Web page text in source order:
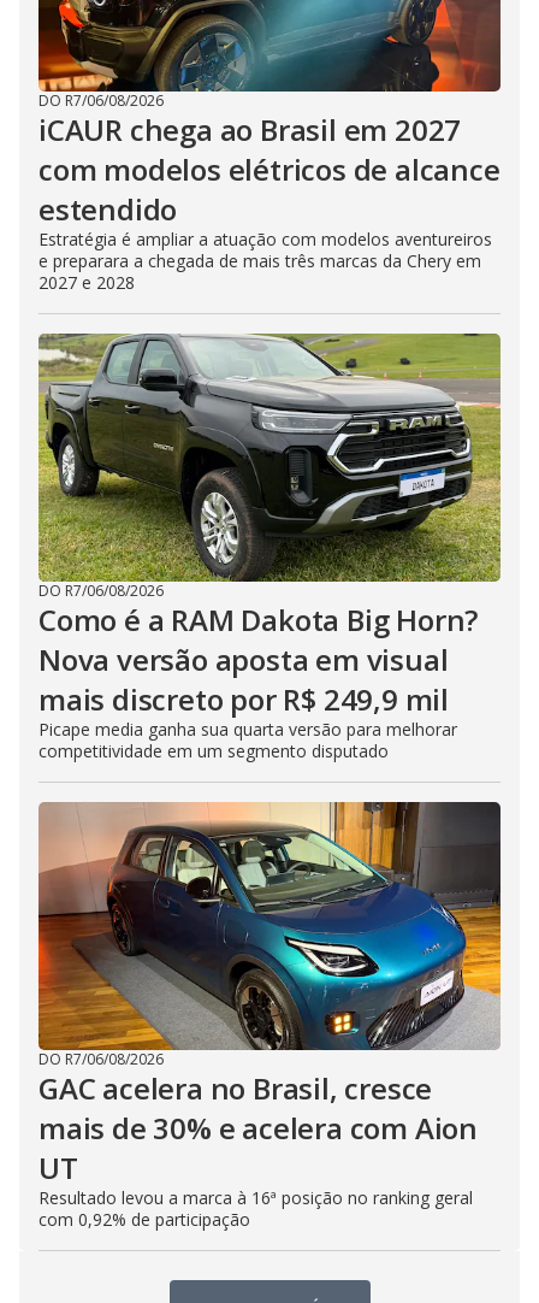
DO R7/06/08/2026
iCAUR chega ao Brasil em 2027
com modelos elétricos de alcance
estendido
Estratégia é ampliar a atuação com modelos aventureiros
e preparara a chegada de mais três marcas da Chery em
2027 e 2028
DO R7/06/08/2026
Como é a RAM Dakota Big Horn?
Nova versão aposta em visual
mais discreto por R$ 249,9 mil
Picape media ganha sua quarta versão para melhorar
competitividade em um segmento disputado
DO R7/06/08/2026
GAC acelera no Brasil, cresce
mais de 30% e acelera com Aion
UT
Resultado levou a marca à 16ª posição no ranking geral
com 0,92% de participação